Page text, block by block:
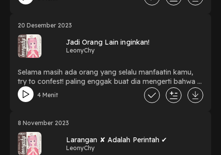
dalam hubungan. Notice those little inconsistencies?
di café?" Stay alert, but jangan sampai jadi stalker ya.
Ada batasnya! So, tunggu apalagi yukk.. dengerin
podcast leonychy sekarang!
20 Desember 2023
Jadi Orang Lain inginkan!
LeonyChy
Selama masih ada orang yang selalu manfaatin kamu,
try to confest! paling enggak buat dia mengerti bahwa u
juga punya personal life yang harus diturutin, ga melulu
orang lain yang dipikirin, That's true! Be You! Do You!
tunggu apa lagi yukk dengerin podcast LeonyChy kali
ini...
4 Menit
8 November 2023
Larangan ✘ Adalah Perintah ✔
LeonyChy